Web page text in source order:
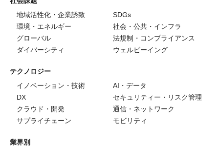
地域活性化・企業誘致
SDGs
環境・エネルギー
社会・公共・インフラ
グローバル
法規制・コンプライアンス
ダイバーシティ
ウェルビーイング
テクノロジー
イノベーション・技術
AI・データ
DX
セキュリティー・リスク管理
クラウド・開発
通信・ネットワーク
サプライチェーン
モビリティ
業界別